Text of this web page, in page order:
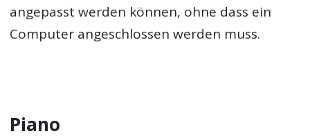
angepasst werden können, ohne dass ein
Computer angeschlossen werden muss.
Piano